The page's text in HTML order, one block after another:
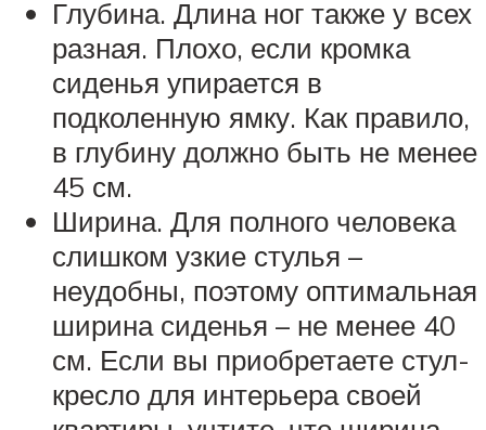
Глубина. Длина ног также у всех
разная. Плохо, если кромка
сиденья упирается в
подколенную ямку. Как правило,
в глубину должно быть не менее
45 см.
Ширина. Для полного человека
слишком узкие стулья –
неудобны, поэтому оптимальная
ширина сиденья – не менее 40
см. Если вы приобретаете стул-
кресло для интерьера своей